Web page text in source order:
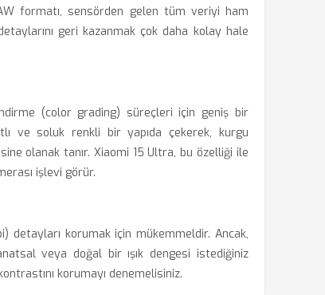
formatı, sensörden gelen tüm veriyi ham
geri kazanmak çok daha kolay hale
(color grading) süreçleri için geniş bir
ve soluk renkli bir yapıda çekerek, kurgu
olanak tanır. Xiaomi 15 Ultra, bu özelliği ile
işlevi görür.
detayları korumak için mükemmeldir. Ancak,
veya doğal bir ışık dengesi istediğiniz
korumayı denemelisiniz.